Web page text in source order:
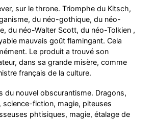
sur le throne. Triomphe du Kitsch,
du néo-gothique, du néo-
du néo-Walter Scott, du néo-Tolkien ,
mauvais goût flamingant. Cela
Le produit a trouvé son
dans sa grande misère, comme
français de la culture.
du nouvel obscurantisme. Dragons,
science-fiction, magie, piteuses
phtisiques, magie, étalage de